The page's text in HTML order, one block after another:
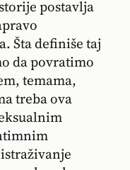
postavlja
Šta definiše taj
da povratimo
temama,
treba ova